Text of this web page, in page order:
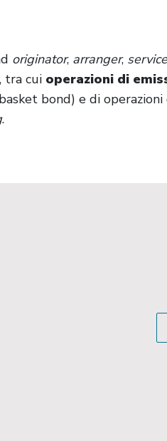
originator, arranger,
, tra cui operazioni di
bond) e di
.